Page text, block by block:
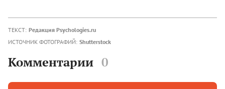
ТЕКСТ: Редакция Psychologies.ru
ИСТОЧНИК ФОТОГРАФИЙ: Shutterstock
Комментарии 0